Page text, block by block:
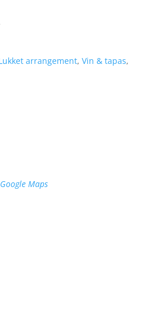
arrangement, Vin & tapas,
Maps